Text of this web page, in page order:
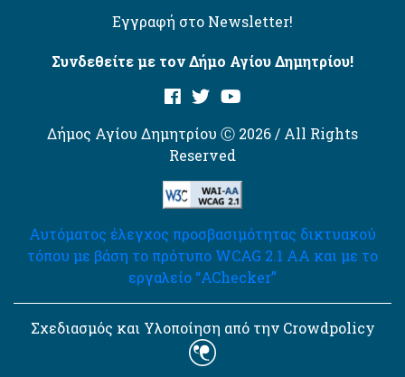
Εγγραφή στο Newsletter!
Συνδεθείτε με τον Δήμο Αγίου Δημητρίου!
Δήμος Αγίου Δημητρίου Ⓒ 2026 / All Rights
Reserved
Αυτόματος έλεγχος προσβασιμότητας δικτυακού
τόπου με βάση το πρότυπο WCAG 2.1 AA και με το
εργαλείο “AChecker”
Σχεδιασμός και Υλοποίηση από την Crowdpolicy